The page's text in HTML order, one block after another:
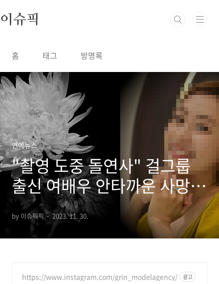
이슈픽
홈 태그 방명록
연예뉴스
"촬영 도중 돌연사" 걸그룹
출신 여배우 안타까운 사망
소식 모두 오열
by 이슈픽픽 2023. 11. 30.
https://www.instagram.com/grin_modelagency/ 광고